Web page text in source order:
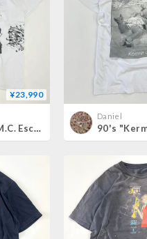
¥23,990
90's ANDAZIA "M.C. Escher Multi" Tシャツ XLサイズ USA製
Daniel